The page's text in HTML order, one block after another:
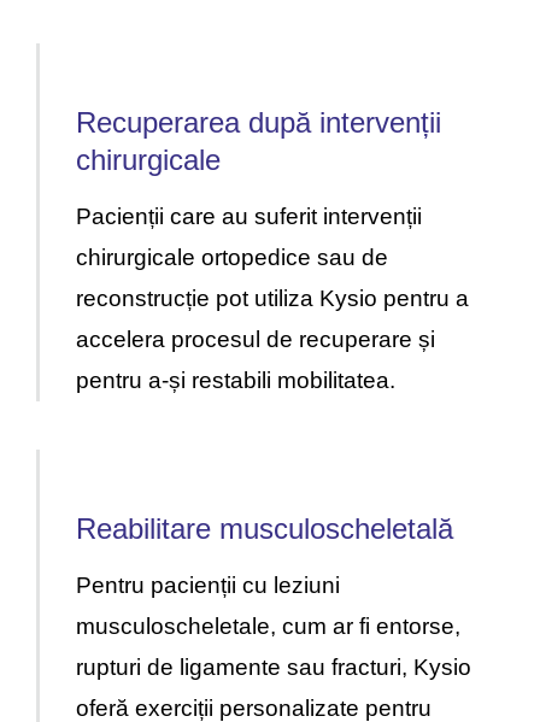
Recuperarea după intervenții
chirurgicale
Pacienții care au suferit intervenții
chirurgicale ortopedice sau de
reconstrucție pot utiliza Kysio pentru a
accelera procesul de recuperare și
pentru a-și restabili mobilitatea.
Reabilitare musculoscheletală
Pentru pacienții cu leziuni
musculoscheletale, cum ar fi entorse,
rupturi de ligamente sau fracturi, Kysio
oferă exerciții personalizate pentru